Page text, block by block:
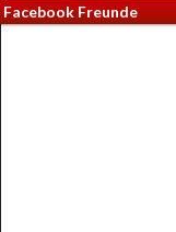
Facebook Freunde